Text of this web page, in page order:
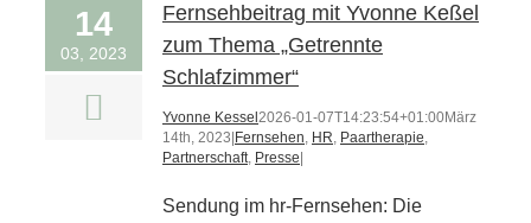
14
03, 2023
Fernsehbeitrag mit Yvonne Keßel
zum Thema „Getrennte
Schlafzimmer“
Yvonne Kessel 2026-01-07T14:23:54+01:00März
14th, 2023 Fernsehen, HR, Paartherapie,
Partnerschaft, Presse
Sendung im hr-Fernsehen: Die